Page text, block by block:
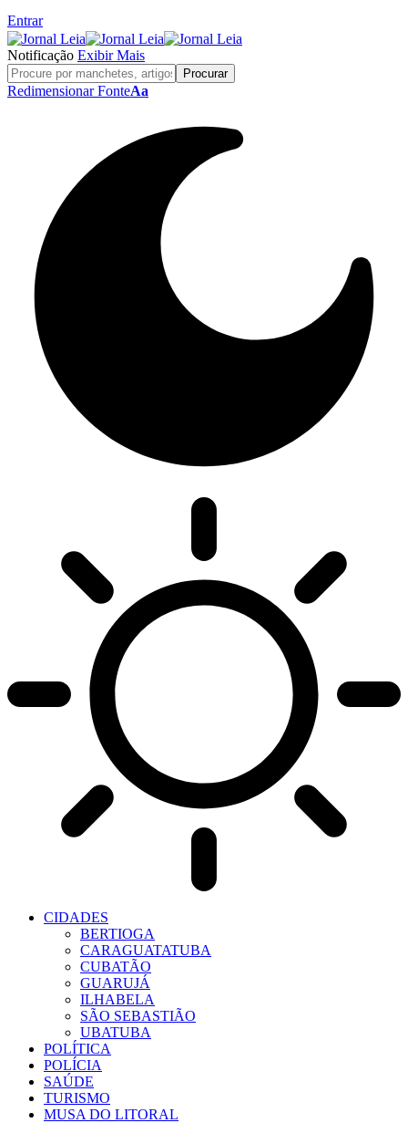
Entrar
Notificação Exibir Mais
Redimensionar FonteAa
CIDADES
BERTIOGA
CARAGUATATUBA
CUBATÃO
GUARUJÁ
ILHABELA
SÃO SEBASTIÃO
UBATUBA
POLÍTICA
POLÍCIA
SAÚDE
TURISMO
MUSA DO LITORAL